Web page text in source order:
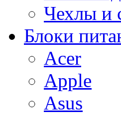
Чехлы и
Блоки
Acer
Apple
Asus